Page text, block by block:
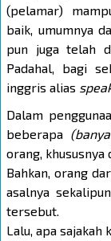
(pelamar)
baik, umumnya
pun juga telah
Padahal, bagi
inggris alias
Dalam
beberapa
orang, khususnya
Bahkan, orang
asalnya
tersebut.
Lalu, apa sajakah